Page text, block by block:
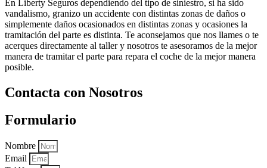
En Liberty Seguros dependiendo del tipo de siniestro, si ha sido
vandalismo, granizo un accidente con distintas zonas de daños o
simplemente daños ocasionados en distintas zonas y ocasiones la
tramitación del parte es distinta. Te aconsejamos que nos llames o te
acerques directamente al taller y nosotros te asesoramos de la mejor
manera de tramitar el parte para repara el coche de la mejor manera
posible.
Contacta con Nosotros
Formulario
Nombre
Email